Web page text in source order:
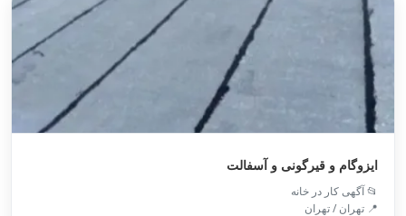
ایزوگام و قیرگونی و آسفالت
📂 آگهی کار در خانه
📍 تهران / تهران